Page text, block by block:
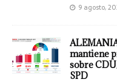
9 agosto,
mantiene
sobre
SPD